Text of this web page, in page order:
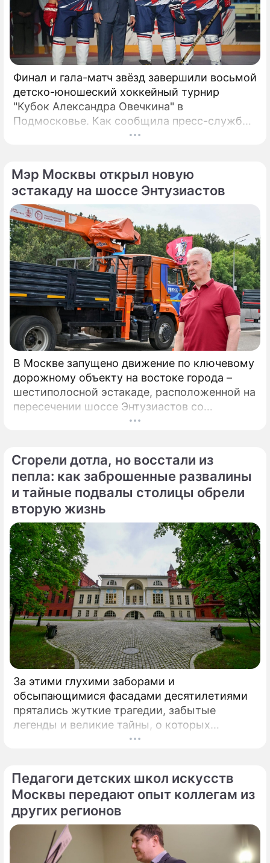
Финал и гала-матч звёзд завершили восьмой
детско-юношеский хоккейный турнир
"Кубок Александра Овечкина" в
Подмосковье. Как сообщила пресс-служба
регионального правительства, губернатор
на «Арене Мытищи».
Мэр Москвы открыл новую
эстакаду на шоссе Энтузиастов
В Москве запущено движение по ключевому
дорожному объекту на востоке города –
шестиполосной эстакаде, расположенной на
пересечении шоссе Энтузиастов со
Свободным проспектом и Большим
Сергей Собянин, который подчеркнул
стратегическую важность новой развязки
для разгрузки одного из самых проблемных
участков магистрали.
Сгорели дотла, но восстали из
пепла: как заброшенные развалины
и тайные подвалы столицы обрели
вторую жизнь
За этими глухими заборами и
обсыпающимися фасадами десятилетиями
прятались жуткие трагедии, забытые
легенды и великие тайны, о которых
миллионы прохожих даже не догадывались.
Педагоги детских школ искусств
Москвы передают опыт коллегам из
других регионов